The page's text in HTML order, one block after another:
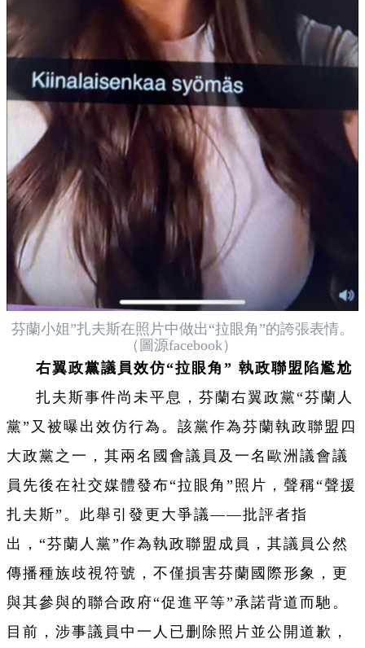
芬蘭小姐”扎夫斯在照片中做出“拉眼角”的誇張表情。
（圖源facebook）
右翼政黨議員效仿“拉眼角” 執政聯盟陷尷尬
扎夫斯事件尚未平息，芬蘭右翼政黨“芬蘭人
黨”又被曝出效仿行為。該黨作為芬蘭執政聯盟四
大政黨之一，其兩名國會議員及一名歐洲議會議
員先後在社交媒體發布“拉眼角”照片，聲稱“聲援
扎夫斯”。此舉引發更大爭議——批評者指
出，“芬蘭人黨”作為執政聯盟成員，其議員公然
傳播種族歧視符號，不僅損害芬蘭國際形象，更
與其參與的聯合政府“促進平等”承諾背道而馳。
目前，涉事議員中一人已删除照片並公開道歉，